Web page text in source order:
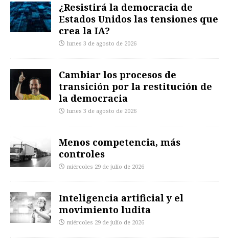
¿Resistirá la democracia de
Estados Unidos las tensiones que
crea la IA?
lunes 3 de agosto de 2026
Cambiar los procesos de
transición por la restitución de
la democracia
lunes 3 de agosto de 2026
Menos competencia, más
controles
miércoles 29 de julio de 2026
Inteligencia artificial y el
movimiento ludita
miércoles 29 de julio de 2026